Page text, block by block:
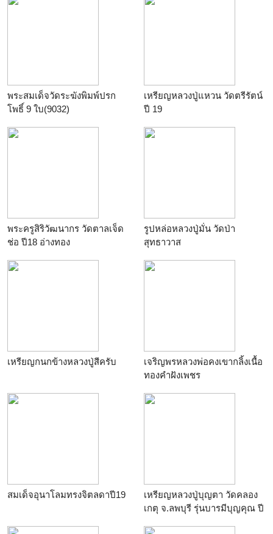
พระสมเด็จวัดระฆังพิมพ์ปรก
โพธิ์ 9 ใบ(9032)
เหรียญหลวงปู่แหวน วัดตรีรัตน์
ปี 19
พระครูสิริวัฒนากร วัดตาลเจ็ด
ช่อ ปี18 อ่างทอง
รูปหล่อหลวงปู่มั่น วัดป่า
สุทธาวาส
เหรียญกนกข้างหลวงปู่สีครับ
เจริญพรหลวงพ่อคงเขากลิ้งเนื้อ
ทองคำฝังเพชร
สมเด็จอุนาโลมทรงจิตลดาปี19
เหรียญหลวงปู่บุญตา วัดคลอง
เกตุ จ.ลพบุรี รุ่นบารมีบุญคุณ ปี